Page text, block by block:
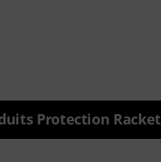
Protection Racket